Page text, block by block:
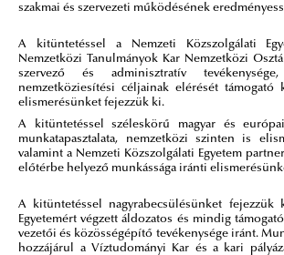
szakmai és szervezeti működésének
A kitüntetéssel a Nemzeti Közszolgálati
Nemzetközi Tanulmányok Kar Nemzetközi
szervező és adminisztratív
nemzetköziesítési céljainak elérését
elismerésünket fejezzük ki.
A kitüntetéssel széleskörű magyar és
munkatapasztalata, nemzetközi szinten is
valamint a Nemzeti Közszolgálati Egyetem
előtérbe helyező munkássága iránti
A kitüntetéssel nagyrabecsülésünket fejezzük
Egyetemért végzett áldozatos és mindig
vezetői és közösségépítő tevékenysége iránt.
hozzájárul a Víztudományi Kar és a kari